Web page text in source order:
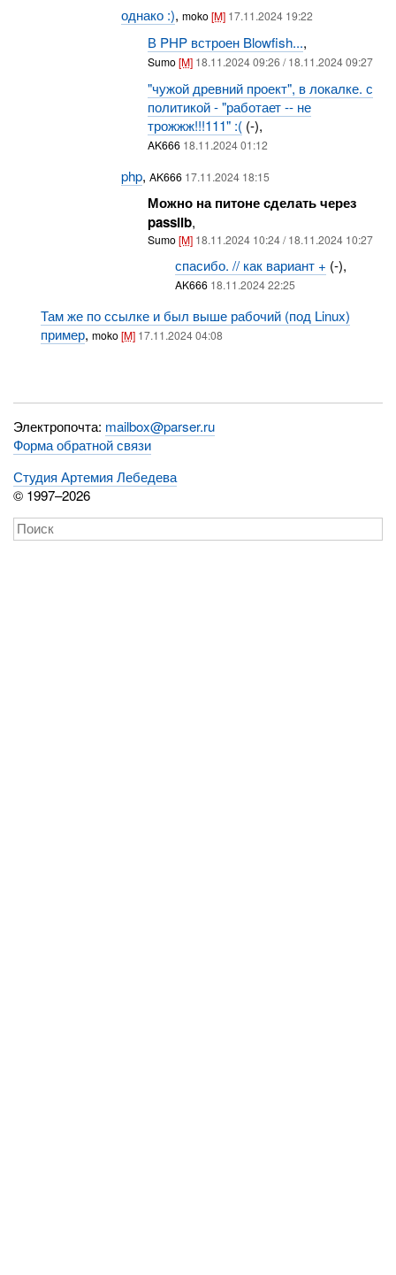
однако :), moko[M] 17.11.2024 19:22
В PHP встроен Blowfish...,
Sumo[M] 18.11.2024 09:26 / 18.11.2024 09:27
"чужой древний проект", в локалке. с
политикой - "работает -- не
трожжж!!!111" :( (-),
AK666 18.11.2024 01:12
php, AK666 17.11.2024 18:15
Можно на питоне сделать через
passlib,
Sumo[M] 18.11.2024 10:24 / 18.11.2024 10:27
спасибо. // как вариант + (-),
AK666 18.11.2024 22:25
Там же по ссылке и был выше рабочий (под Linux)
пример, moko[M] 17.11.2024 04:08
Электропочта: mailbox@parser.ru
Форма обратной связи
Студия Артемия Лебедева
© 1997–2026